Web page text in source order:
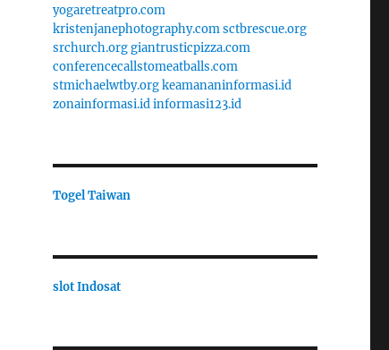
yogaretreatpro.com
kristenjanephotography.comsctbrescue.org
srchurch.orggiantrusticpizza.com
conferencecallstomeatballs.com
stmichaelwtby.orgkeamananinformasi.id
zonainformasi.idinformasi123.id
Togel Taiwan
slot Indosat